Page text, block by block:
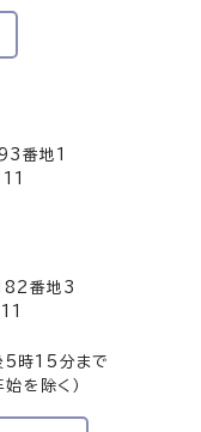
番地1
番地3
5時15分まで
始を除く）